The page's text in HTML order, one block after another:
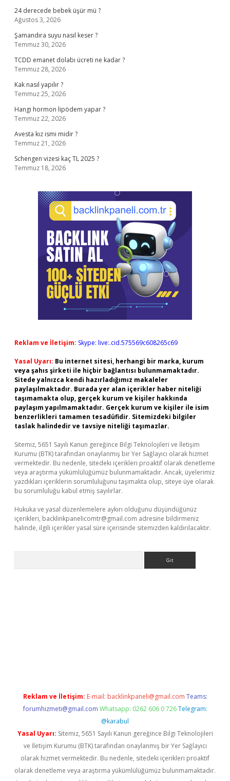
24 derecede bebek üşür mü ?
Ağustos 3, 2026
Şamandıra suyu nasıl keser ?
Temmuz 30, 2026
TCDD emanet dolabı ücreti ne kadar ?
Temmuz 28, 2026
Kak nasıl yapılır ?
Temmuz 25, 2026
Hangi hormon lipödem yapar ?
Temmuz 22, 2026
Avesta kız ismi midir ?
Temmuz 21, 2026
Schengen vizesi kaç TL 2025 ?
Temmuz 18, 2026
Reklam ve İletişim: Skype: live:.cid.575569c608265c69
Yasal Uyarı: Bu internet sitesi, herhangi bir marka, kurum
veya şahıs şirketi ile hiçbir bağlantısı bulunmamaktadır.
Sitede yalnızca kendi hazırladığımız makaleler
paylaşılmaktadır. Burada yer alan içerikler haber niteliği
taşımamakta olup, gerçek kurum ve kişiler hakkında
paylaşım yapılmamaktadır. Gerçek kurum ve kişiler ile isim
benzerlikleri tamamen tesadüfidir. Sitemizdeki bilgiler
taslak halindedir ve tavsiye niteliği taşımazlar.
Sitemiz, 5651 Sayılı Kanun gereğince Bilgi Teknolojileri ve İletişim
Kurumu (BTK) tarafından onaylanmış bir Yer Sağlayıcı olarak hizmet
vermektedir. Bu nedenle, sitedeki içerikleri proaktif olarak denetleme
veya araştırma yükümlülüğümüz bulunmamaktadır. Ancak, üyelerimiz
yazdıkları içeriklerin sorumluluğunu taşımakta olup, siteye üye olarak
bu sorumluluğu kabul etmiş sayılırlar.
Hukuka ve yasal düzenlemelere aykırı olduğunu düşündüğünüz
içerikleri, backlinkpanelicomtr@gmail.com adresine bildirmeniz
halinde, ilgili içerikler yasal süre içerisinde sitemizden kaldırılacaktır.
Reklam ve İletişim: E-mail: backlinkpaneli@gmail.com Teams:
forumhizmeti@gmail.com Whatsapp: 0262 606 0 726 Telegram:
@karabul
Yasal Uyarı: Sitemiz, 5651 Sayılı Kanun gereğince Bilgi Teknolojileri
ve İletişim Kurumu (BTK) tarafından onaylanmış bir Yer Sağlayıcı
olarak hizmet vermektedir. Bu nedenle, sitedeki içerikleri proaktif
olarak denetleme veya araştırma yükümlülüğümüz bulunmamaktadır.